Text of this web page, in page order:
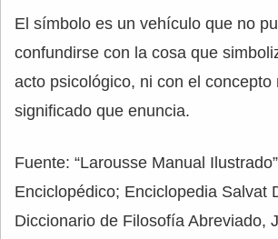
El símbolo es un vehículo que no
confundirse con la cosa que
acto psicológico, ni con el concepto
significado que enuncia.
Fuente: “Larousse Manual
Enciclopédico; Enciclopedia Salvat
Diccionario de Filosofía Abreviado,